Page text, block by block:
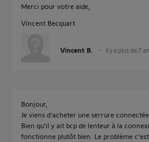
Merci pour votre aide,
Vincent Becquart
Vincent B. il y a plus de 7
Bonjour,
Je viens d’acheter une serrure
Bien qu’il y ait bcp de lenteur à la
fonctionne plutôt bien. Le problème c’est